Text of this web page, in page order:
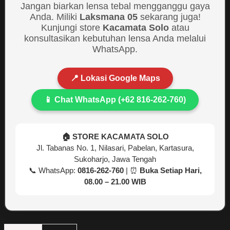
Jangan biarkan lensa tebal mengganggu gaya
Anda. Miliki Laksmana 05sekarang juga!
Kunjungi store Kacamata Soloatau
konsultasikan kebutuhan lensa Anda melalui
WhatsApp.
📍 Lokasi Google Maps
📱 Chat WhatsApp (+62 816-262-760)
🏠 STORE KACAMATA SOLO
Jl. Tabanas No. 1, Nilasari, Pabelan, Kartasura,
Sukoharjo, Jawa Tengah
📞 WhatsApp: 0816-262-760| ⏰ Buka Setiap Hari,
08.00 – 21.00 WIB